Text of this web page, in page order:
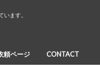
ます。
頼ページ CONTACT